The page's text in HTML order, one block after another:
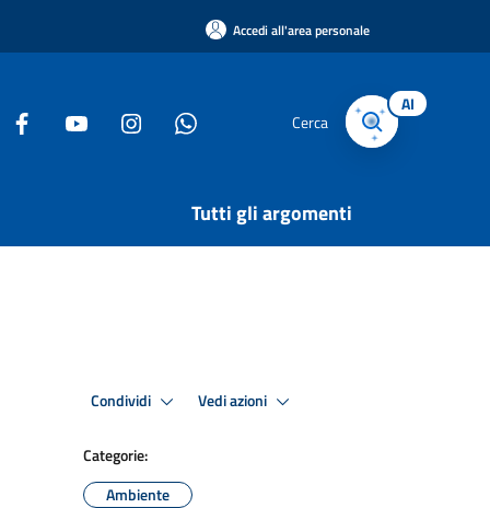
Accedi all'area personale
Cerca
AI
Tutti gli argomenti
Condividi Vedi azioni
Categorie:
Ambiente